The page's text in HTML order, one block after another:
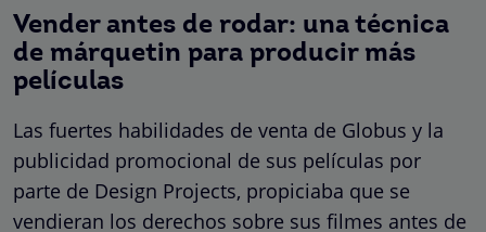
Vender antes de rodar: una técnica
de márquetin para producir más
películas
Las fuertes habilidades de venta de Globus y la
publicidad promocional de sus películas por
parte de Design Projects, propiciaba que se
vendieran los derechos sobre sus filmes antes de